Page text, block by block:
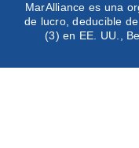
MarAlliance es una
de lucro, deducible
(3) en EE. UU.,